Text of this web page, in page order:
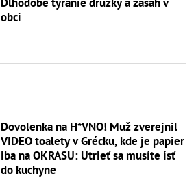
obci
Dovolenka na H*VNO! Muž zverejnil
VIDEO toalety v Grécku, kde je papier
iba na OKRASU: Utrieť sa musíte ísť
do kuchyne